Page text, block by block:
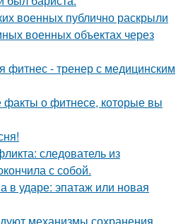
военных публично раскрыли
военных объектах через
фитнес - тренер с медицинским
факты о фитнесе, которые вы
следователь из
с собой.
в ударе: эпатаж или новая
механизмы сохранения